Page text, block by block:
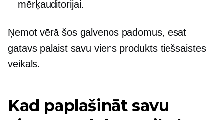
mērķauditorijai.
Ņemot vērā šos galvenos padomus, esat
gatavs palaist savu viens produktstiešsaistes
veikals.
Kad paplašināt savu